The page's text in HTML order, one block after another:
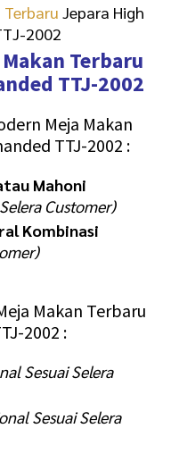
Terbaru Jepara High
2002
Terbaru
TTJ-2002
Meja Makan
TTJ-2002 :
Mahoni
Customer)
Kombinasi
Makan Terbaru
2002 :
Sesuai Selera
Sesuai Selera